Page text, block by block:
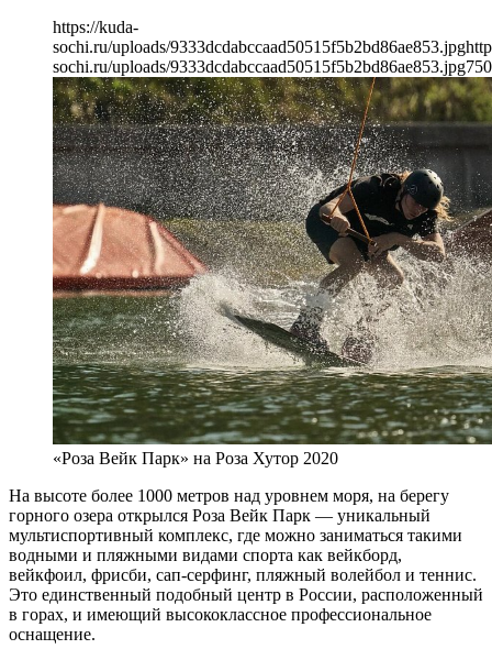
https://kuda-
sochi.ru/uploads/9333dcdabccaad50515f5b2bd86ae853.jpg
sochi.ru/uploads/9333dcdabccaad50515f5b2bd86ae853.jpg750
«Роза Вейк Парк» на Роза Хутор 2020
На высоте более 1000 метров над уровнем моря, на берегу
горного озера открылся Роза Вейк Парк — уникальный
мультиспортивный комплекс, где можно заниматься такими
водными и пляжными видами спорта как вейкборд,
вейкфоил, фрисби, сап-серфинг, пляжный волейбол и теннис.
Это единственный подобный центр в России, расположенный
в горах, и имеющий высококлассное профессиональное
оснащение.